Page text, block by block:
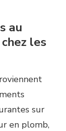
au
les
sur
en plomb,